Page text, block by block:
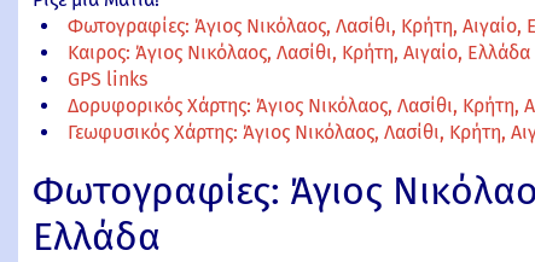
Φωτογραφίες: Άγιος Νικόλαος, Λασίθι, Κρήτη, Αιγαίο,
Καιρος: Άγιος Νικόλαος, Λασίθι, Κρήτη, Αιγαίο, Ελλάδα
GPS links
Δορυφορικός Χάρτης: Άγιος Νικόλαος, Λασίθι, Κρήτη,
Γεωφυσικός Χάρτης: Άγιος Νικόλαος, Λασίθι, Κρήτη,
Φωτογραφίες: Άγιος
Ελλάδα